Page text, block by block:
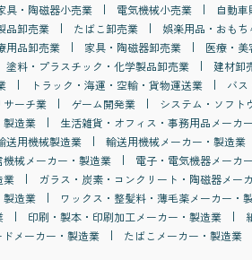
具・陶磁器小売業 電気機械小売業 自動
品卸売業 たばこ卸売業 娯楽用品・おもち
用品卸売業 家具・陶磁器卸売業 医療・
塗料・プラスチック・化学製品卸売業 建材卸
トラック・海運・空輸・貨物運送業 バス
サーチ業
ゲーム開発業 システム・ソフト
製造業
生活雑貨・オフィス・事務用品メーカ
送用機械製造業 輸送用機械メーカー・製造業
械メーカー・製造業
電子・電気機器メーカ
業
ガラス・炭素・コンクリート・陶磁器メー
製造業
ワックス・整髪料・薄毛薬メーカー・
印刷・製本・印刷加工メーカー・製造業
メーカー・製造業
たばこメーカー・製造業